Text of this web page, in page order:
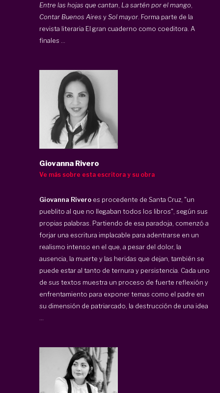
Entre las hojas que cantan La sartén por el mango
Contar Buenos Aires ySol mayor . Forma parte de la
revista literaria El gran cuaderno como coeditora. A
finales ...
Giovanna Rivero
Ve más sobre esta escritora y su obra
Giovanna Rivero es procedente de Santa Cruz, "un
pueblito al que no llegaban todos los libros", según sus
propias palabras. Partiendo de esa paradoja, comenzó a
forjar una escritura implacable para adentrarse en un
realismo intenso en el que, a pesar del dolor, la
ausencia, la muerte y las heridas que dejan, también se
puede estar al tanto de ternura y persistencia. Cada uno
de sus textos muestra un proceso de fuerte reflexión y
enfrentamiento para exponer temas como el padre en
su dimensión de patriarcado, la destrucción de una idea